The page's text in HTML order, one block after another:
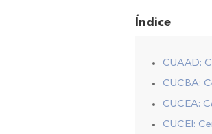
Índice
CUAAD:
CUCBA:
CUCEA:
CUCEI: